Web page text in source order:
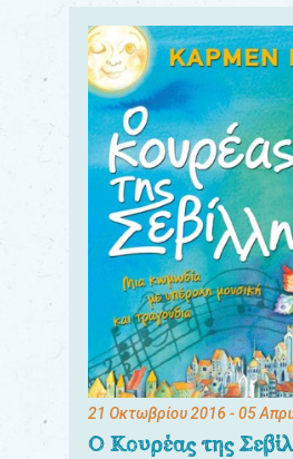
21 Οκτωβρίου 2016 - 05
Ο Κουρέας της